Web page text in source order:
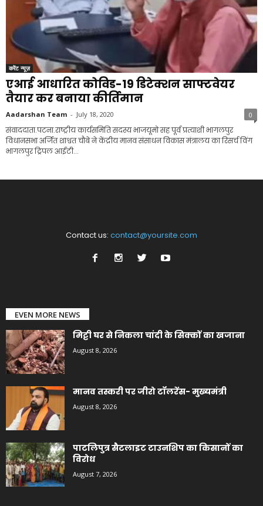
करेंट न्यूज़
एआई आधारित कोविड-19 डिटेक्शन साफ्टवेयर
तैयार कर बनाया कीर्तिमान
Aadarshan Team - July 18, 2020 0
संवाददाता.पटना.राष्ट्रीय कार्यसमिति सदस्य भाजयूमो सह पूर्व प्रत्याशी भागलपुर
विधानसभा अर्जित शाश्वत चौबे ने केंद्रीय मानव संसाधन विकास मंत्रालय का रिसर्च विंग
भागलपुर ट्रिपल आईटी...
Contact us: contact@yoursite.com
EVEN MORE NEWS
मिट्टी घर से निकला चांदी के सिक्कों का खजाना
August 8, 2026
मानव तस्करी पर जीरो टॉलरेंस- मुख्यमंत्री
August 8, 2026
पाटलिपुत्र सैटलाइट टाउनशिप का किसानों का
विरोध
August 7, 2026